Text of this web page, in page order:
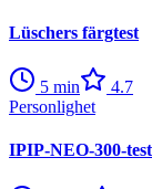
Lüschers färgtest
5 min
4.7
Personlighet
IPIP-NEO-300-